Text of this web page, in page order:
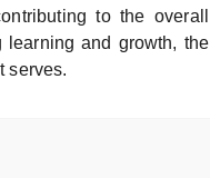
to the overall
learning and growth, the
serves.